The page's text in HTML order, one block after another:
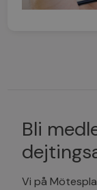
Bli
Vi på